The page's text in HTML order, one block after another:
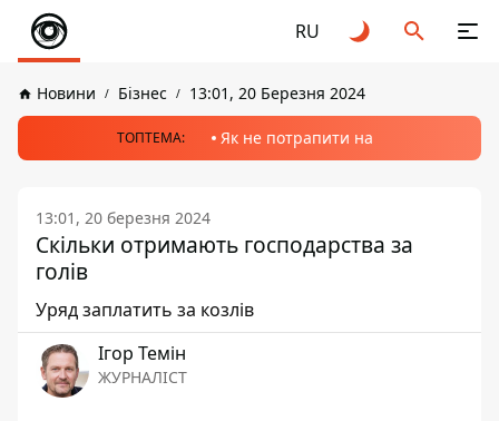
RU
Новини Бізнес 13:01, 20 Березня 2024
ТОПТЕМА: Як не потрапити на
13:01, 20 березня 2024
Скільки отримають господарства за
голів
Уряд заплатить за козлів
Ігор Темін
ЖУРНАЛІСТ